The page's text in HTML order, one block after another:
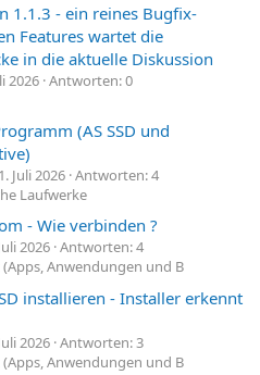
1.1.3 - ein reines Bugfix-
Features wartet die
in die aktuelle Diskussion
2026 Antworten: 0
(AS SSD und
Juli 2026 Antworten: 4
Laufwerke
- Wie verbinden ?
2026 Antworten: 4
Anwendungen und B
installieren - Installer erkennt
2026 Antworten: 3
Anwendungen und B